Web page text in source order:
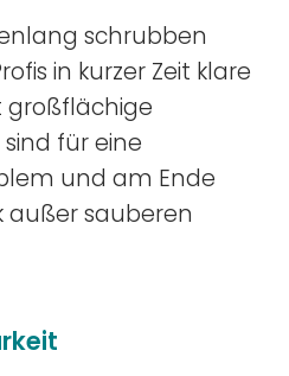
schrubben
in kurzer Zeit klare
großflächige
für eine
und am Ende
außer sauberen